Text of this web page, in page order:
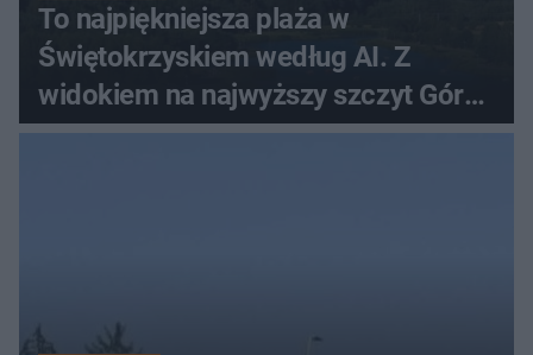
To najpiękniejsza plaża w
Świętokrzyskiem według AI. Z
widokiem na najwyższy szczyt Gór
Świętokrzyskich